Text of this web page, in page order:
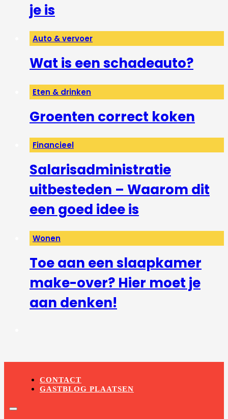
je is
Auto & vervoer
Wat is een schadeauto?
Eten & drinken
Groenten correct koken
Financieel
Salarisadministratie
uitbesteden – Waarom dit
een goed idee is
Wonen
Toe aan een slaapkamer
make-over? Hier moet je
aan denken!
CONTACT
GASTBLOG PLAATSEN